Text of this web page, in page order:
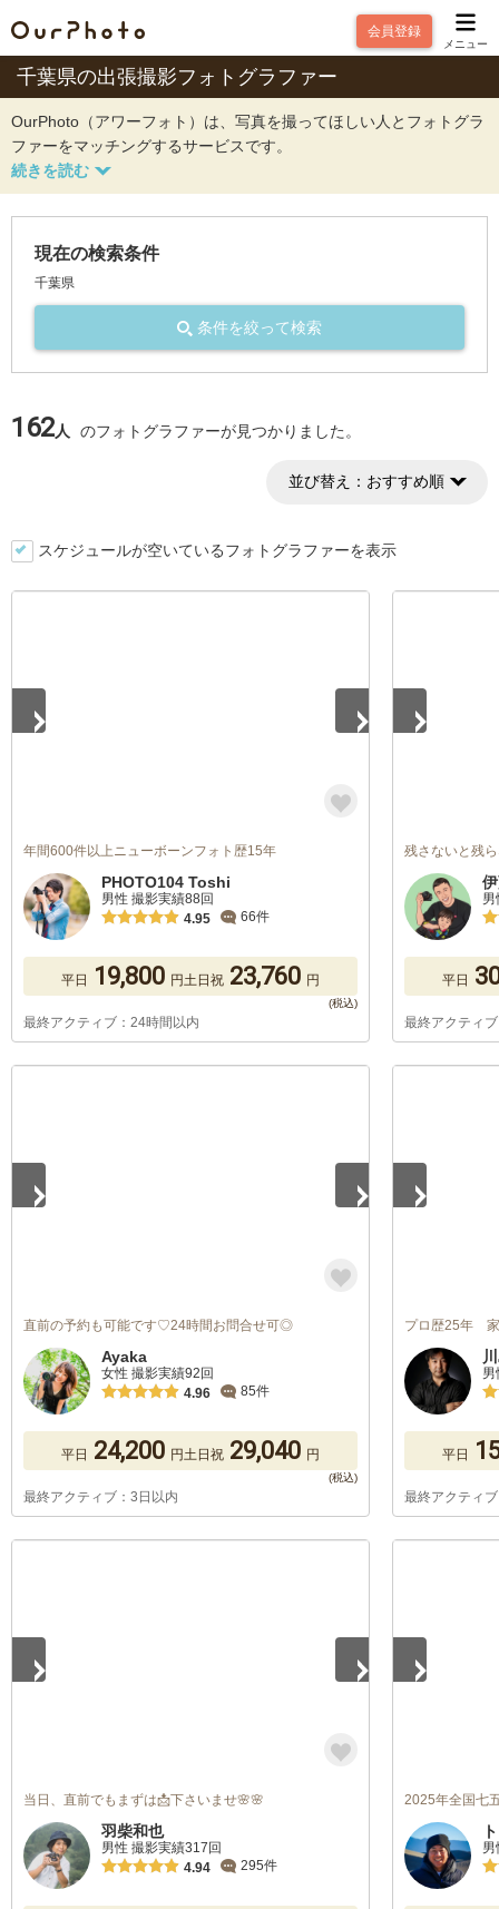
会員登録
メニュー
千葉県の出張撮影フォトグラファー
OurPhoto（アワーフォト）は、写真を撮ってほしい人とフォトグラ
ファーをマッチングするサービスです。
現在の検索条件
千葉県
条件を絞って検索
162人 のフォトグラファーが見つかりました。
並び替え： おすすめ順
スケジュールが空いているフォトグラファーを表示
年間600件以上ニューボーンフォト歴15年
PHOTO104 Toshi
男性 撮影実績88回
4.95
66件
平日 19,800 円土日祝 23,760 円
最終アクティブ：24時間以内
残さないと残
平日
最終アクティ
直前の予約も可能です♡24時間お問合せ可◎
Ayaka
女性 撮影実績92回
4.96
85件
平日 24,200 円土日祝 29,040 円
最終アクティブ：3日以内
プロ歴25年 家
平日
最終アクティ
当日、直前でもまずは📩下さいませ🌸🌸
羽柴和也
男性 撮影実績317回
4.94
295件
2025年全国七